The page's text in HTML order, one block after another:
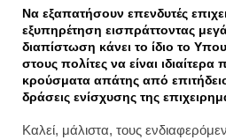
Να εξαπατήσουν επενδυτές
εξυπηρέτηση εισπράττοντας
διαπίστωση κάνει το ίδιο το
στους πολίτες να είναι
κρούσματα απάτης από
δράσεις ενίσχυσης της
Καλεί, μάλιστα, τους